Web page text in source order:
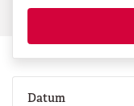
Datum